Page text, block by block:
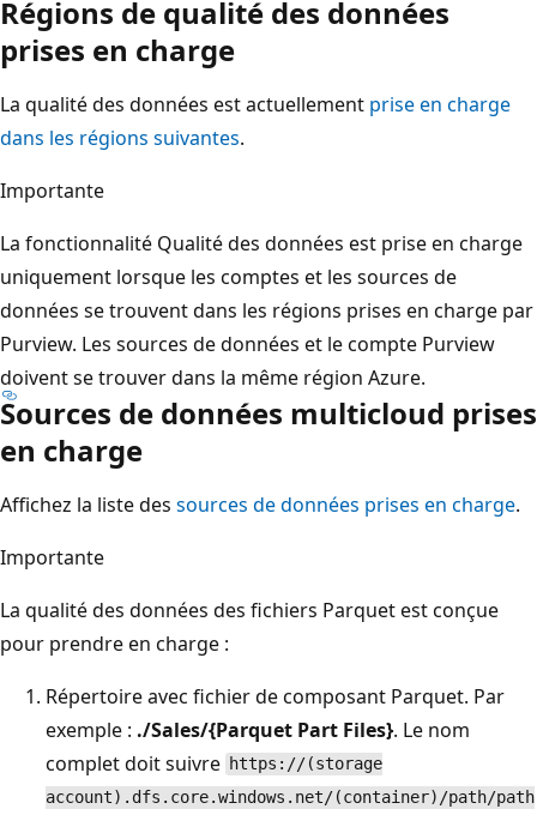
Régions de qualité des données
prises en charge
La qualité des données est actuellement prise en charge
dans les régions suivantes.
Importante
La fonctionnalité Qualité des données est prise en charge
uniquement lorsque les comptes et les sources de
données se trouvent dans les régions prises en charge par
Purview. Les sources de données et le compte Purview
doivent se trouver dans la même région Azure.
Sources de données multicloud prises
en charge
Affichez la liste des sources de données prises en charge.
Importante
La qualité des données des fichiers Parquet est conçue
pour prendre en charge :
Répertoire avec fichier de composant Parquet. Par
exemple : ./Sales/{Parquet Part Files}. Le nom
complet doit suivre https://(storage
account).dfs.core.windows.net/(container)/path/path